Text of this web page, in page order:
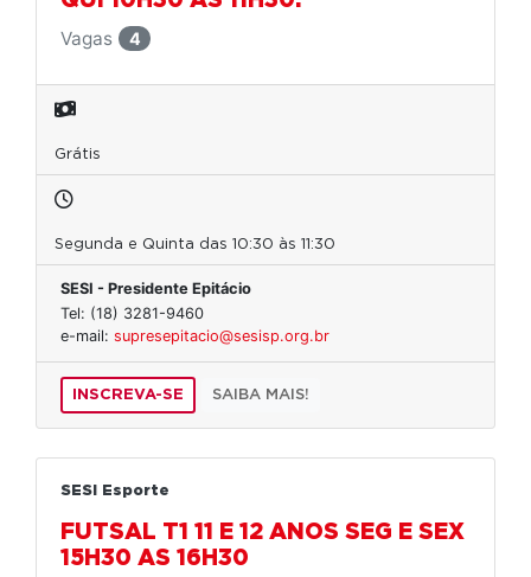
Vagas
4
Grátis
Segunda e Quinta das 10:30 às 11:30
SESI - Presidente Epitácio
Tel: (18) 3281-9460
e-mail: supresepitacio@sesisp.org.br
INSCREVA-SE SAIBA MAIS!
SESI Esporte
FUTSAL T1 11 E 12 ANOS SEG E SEX
15H30 AS 16H30